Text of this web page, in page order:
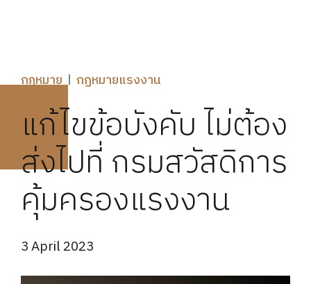
กฎหมาย กฏหมายแรงงาน
แก้ไขข้อบังคับ ไม่ต้อง
ส่งไปที่ กรมสวัสดิการ
คุ้มครองแรงงาน
3 April 2023